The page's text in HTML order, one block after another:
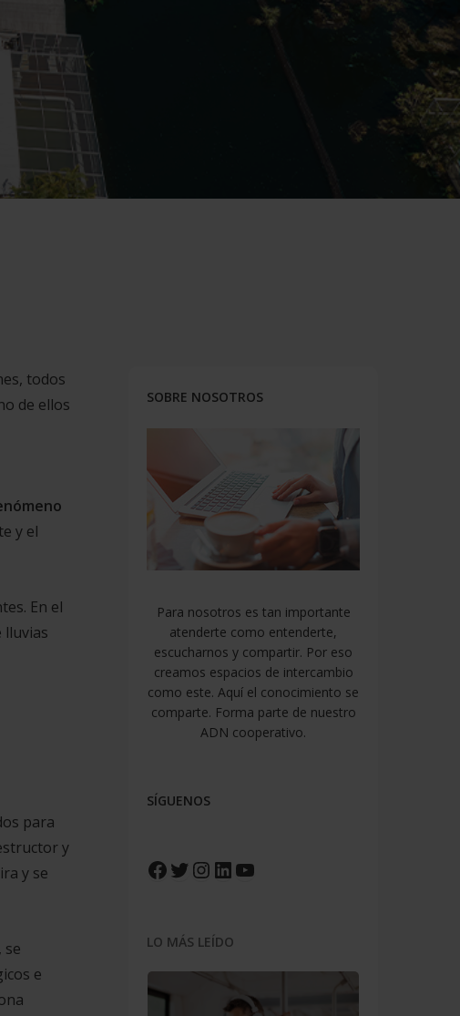
todos
de ellos
y el
En el
lluvias
para
y
y se
se
e
SOBRE NOSOTROS
Para nosotros es tan importante
atenderte como entenderte,
escucharnos y compartir. Por eso
creamos espacios de intercambio
como este. Aquí el conocimiento se
comparte. Forma parte de nuestro
ADN cooperativo.
SÍGUENOS
Facebook
Twitter
Instagram
LinkedIn
YouTube
LO MÁS LEÍDO